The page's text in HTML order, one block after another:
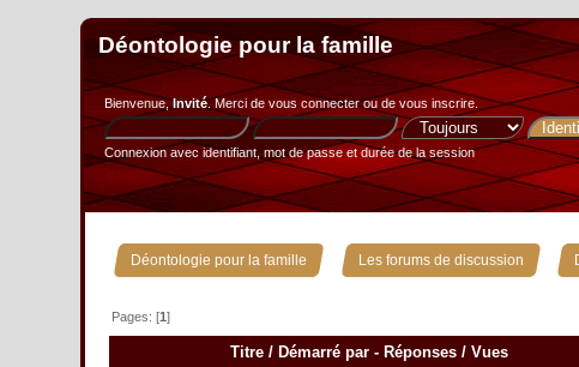
Déontologie pour la famille
Bienvenue,Invité. Merci devous connecterou devous inscrire.
Connexion avec identifiant, mot de passe et durée de la session
Déontologie pour la famille » Les forums de discussion »
Pages: [1]
Titre / Démarré par - Réponses /Vues